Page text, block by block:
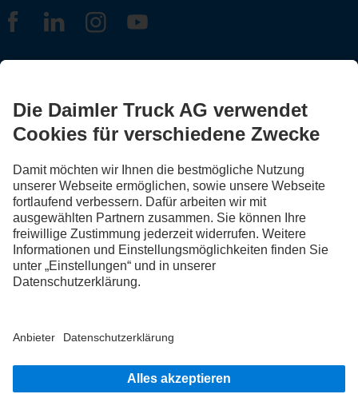
FOLLOW THE ROADSTARS.
Tausche jetzt Erfahrungen mit anderen Truckerinnen und
Truckern aus.